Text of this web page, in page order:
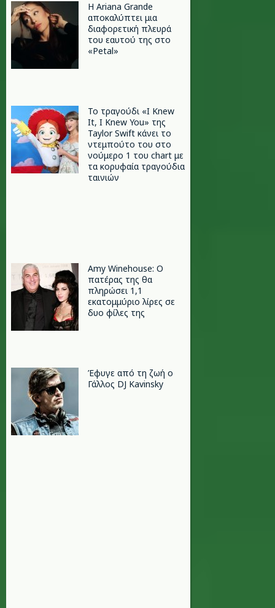
Η Ariana Grande
αποκαλύπτει μια
διαφορετική πλευρά
του εαυτού της στο
«Petal»
Το τραγούδι «I Knew
It, I Knew You» της
Taylor Swift κάνει το
ντεμπούτο του στο
νούμερο 1 του chart με
τα κορυφαία τραγούδια
ταινιών
Amy Winehouse: Ο
πατέρας της θα
πληρώσει 1,1
εκατομμύριο λίρες σε
δυο φίλες της
Έφυγε από τη ζωή ο
Γάλλος DJ Kavinsky